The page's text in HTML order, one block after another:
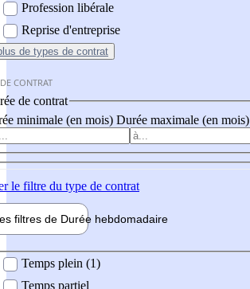
Profession libérale
Reprise d'entreprise
de types de contrat
CONTRAT
de contrat
minimale (en mois) Durée maximale (en mois)
le filtre du type de contrat
filtres de Durée hebdomadaire
Temps plein (1)
Temps partiel